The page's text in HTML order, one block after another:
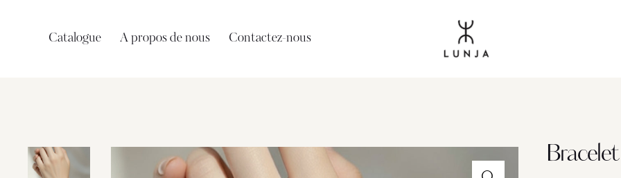
Catalogue A propos de nous Contactez-nous